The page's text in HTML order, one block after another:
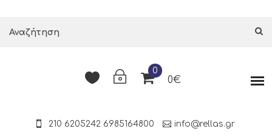
210 6205242 6985164800 info@rellas.gr
0
0€